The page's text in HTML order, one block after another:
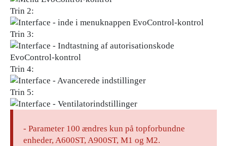
Trin 2:
Trin 3:
Trin 4:
Trin 5:
- Parameter 100 ændres kun på topforbundne
enheder, A600ST, A900ST, M1 og M2.